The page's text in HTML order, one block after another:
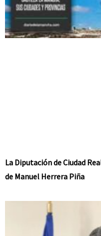
La Diputación de Ciudad
de Manuel Herrera Piña